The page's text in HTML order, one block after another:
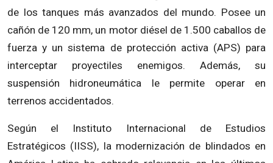
de los tanques más avanzados del mundo. Posee un
cañón de 120 mm, un motor diésel de 1.500 caballos de
fuerza y un sistema de protección activa (APS) para
interceptar proyectiles enemigos. Además, su
suspensión hidroneumática le permite operar en
terrenos accidentados.
Según el Instituto Internacional de Estudios
Estratégicos (IISS), la modernización de blindados en